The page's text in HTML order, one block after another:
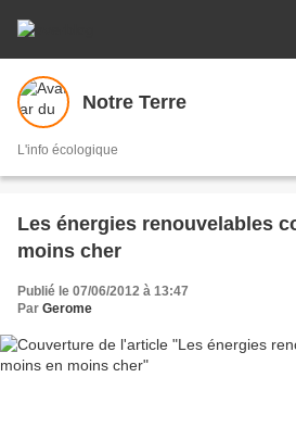
Notre Terre
L'info écologique
Les énergies renouvelables
moins cher
Publié le 07/06/2012 à 13:47
Par Gerome